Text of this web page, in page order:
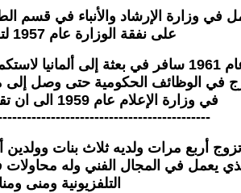
في وزارة الإرشاد والأنباء في قسم
على نفقة الوزارة عام 1957 لتعلم فنون الطباعة
إلى ألمانيا لاستكمال الدراسة في فنون الطباعة
في الوظائف الحكومية حتى وصل
في وزارة الإعلام عام 1959 الى ان تقاعد في 30 سبتمبر 1979
تزوج أربع مرات ولديه ثلاث بنات
يعمل في المجال الفني وله محاولات
التلفزيونية ومنى